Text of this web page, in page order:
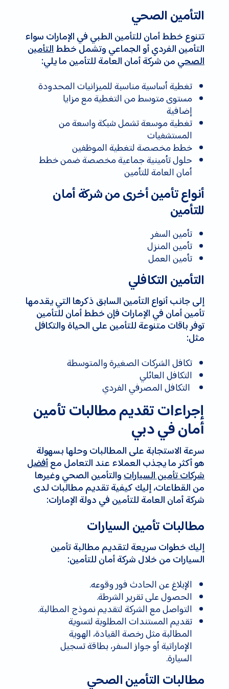
التأمين الصحي
تتنوع خطط أمان للتأمين الطبي في الإمارات سواء
التأمين الفردي أو الجماعي وتشمل خططالتأمين
الصحيمن شركة أمان العامة للتأمين ما يلي:
تغطية أساسية مناسبة للميزانيات المحدودة
مستوى متوسط من التغطية مع مزايا
إضافية
تغطية موسعة تشمل شبكة واسعة من
المستشفيات
خطط مخصصة لتغطية الموظفين
حلول تأمينية جماعية مخصصة ضمن خطط
أمان العامة للتأمين
أنواع تأمين أخرى من شركة أمان
للتأمين
تأمين السفر
تأمين المنزل
تأمين العمل
التأمين التكافلي
إلى جانب أنواع التأمين السابق ذكرها التي يقدمها
تأمين أمان في الإمارات فإن خطط أمان للتأمين
توفر باقات متنوعة للتأمين على الحياة والتكافل
مثل:
تكافل الشركات الصغيرة والمتوسطة
التكافل العائلي
التكافل المصرفي الفردي
إجراءات تقديم مطالبات تأمين
أمان في دبي
سرعة الاستجابة على المطالبات وحلها بسهولة
هو أكثر ما يجذب العملاء عند التعامل معأفضل
شركات تأمين السياراتوالتأمين الصحي وغيرها
من القطاعات، إليك كيفية تقديم مطالبات لدى
شركة أمان العامة للتأمين في دولة الإمارات:
مطالبات تأمين السيارات
إليك خطوات سريعة لتقديم مطالبة تأمين
السيارات من خلال شركة أمان للتأمين:
الإبلاغ عن الحادث فور وقوعه.
الحصول على تقرير الشرطة.
التواصل مع الشركة لتقديم نموذج المطالبة.
تقديم المستندات المطلوبة لتسوية
المطالبة مثل رخصة القيادة، الهوية
الإماراتية أو جواز السفر، بطاقة تسجيل
السيارة.
مطالبات التأمين الصحي